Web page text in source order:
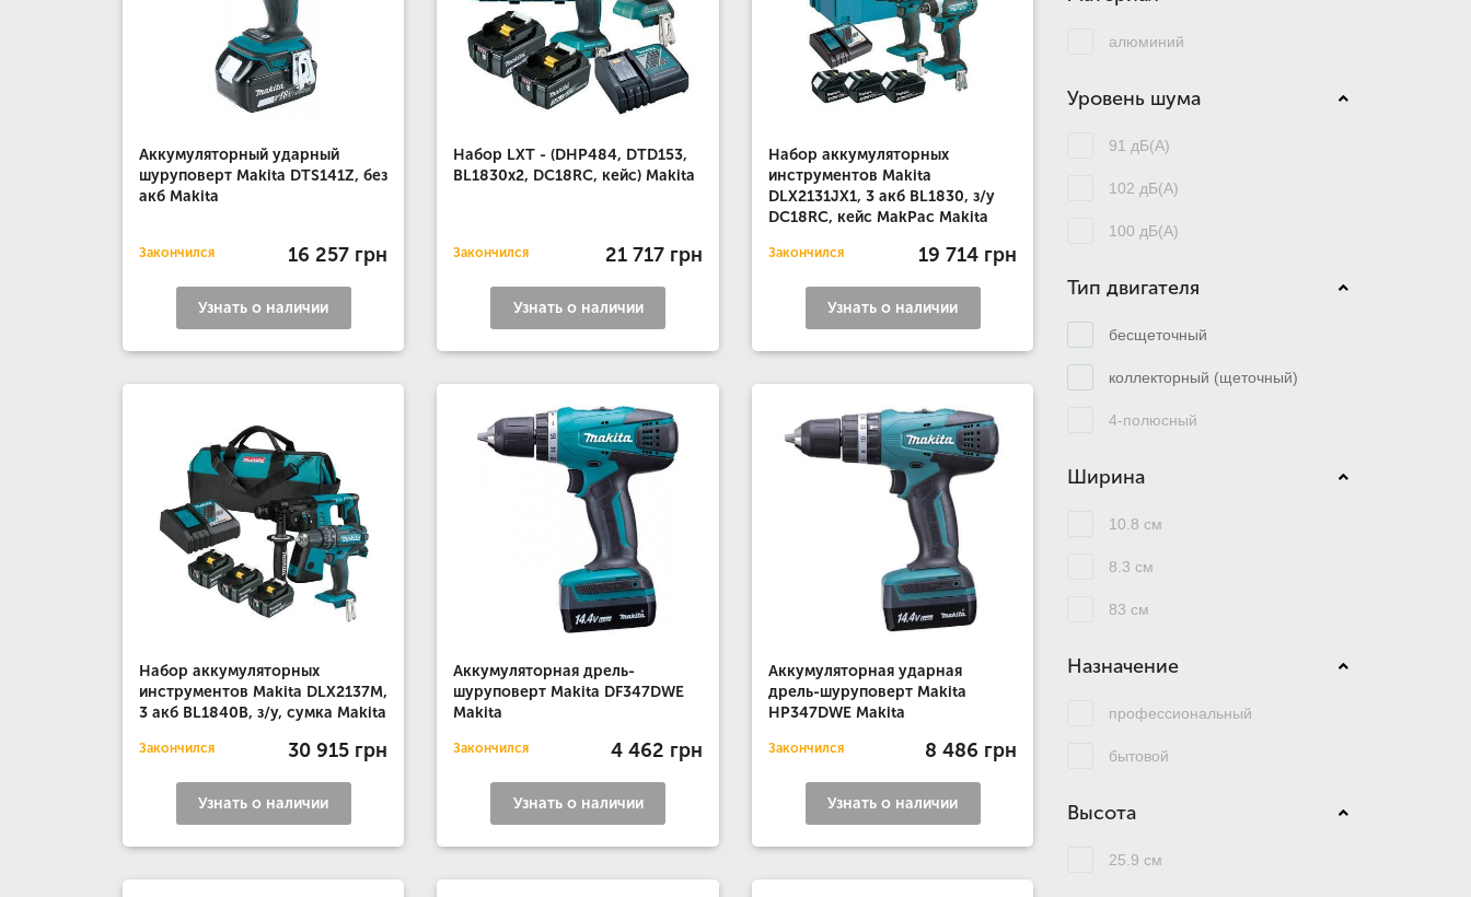
Аккумуляторный ударный
шуруповерт Makita DTS141Z, без
акб Makita
Закончился 16 257 грн
Узнать о наличии
Набор LXT - (DHP484, DTD153,
BL1830x2, DC18RC, кейс) Makita
Закончился 21 717 грн
Узнать о наличии
Набор аккумуляторных
инструментов Makita
DLX2131JX1, 3 акб BL1830, з/у
DC18RC, кейс MakPac Makita
Закончился 19 714 грн
Узнать о наличии
Набор аккумуляторных
инструментов Makita DLX2137M,
3 акб BL1840B, з/у, сумка Makita
Закончился 30 915 грн
Узнать о наличии
Аккумуляторная дрель-
шуруповерт Makita DF347DWE
Makita
Закончился 4 462 грн
Узнать о наличии
Аккумуляторная ударная
дрель-шуруповерт Makita
HP347DWE Makita
Закончился 8 486 грн
Узнать о наличии
алюминий
Уровень шума
91 дБ(А)
102 дБ(А)
100 дБ(А)
Тип двигателя
бесщеточный
коллекторный (щеточный)
4-полюсный
Ширина
10.8 см
8.3 см
83 см
Назначение
профессиональный
бытовой
Высота
25.9 см